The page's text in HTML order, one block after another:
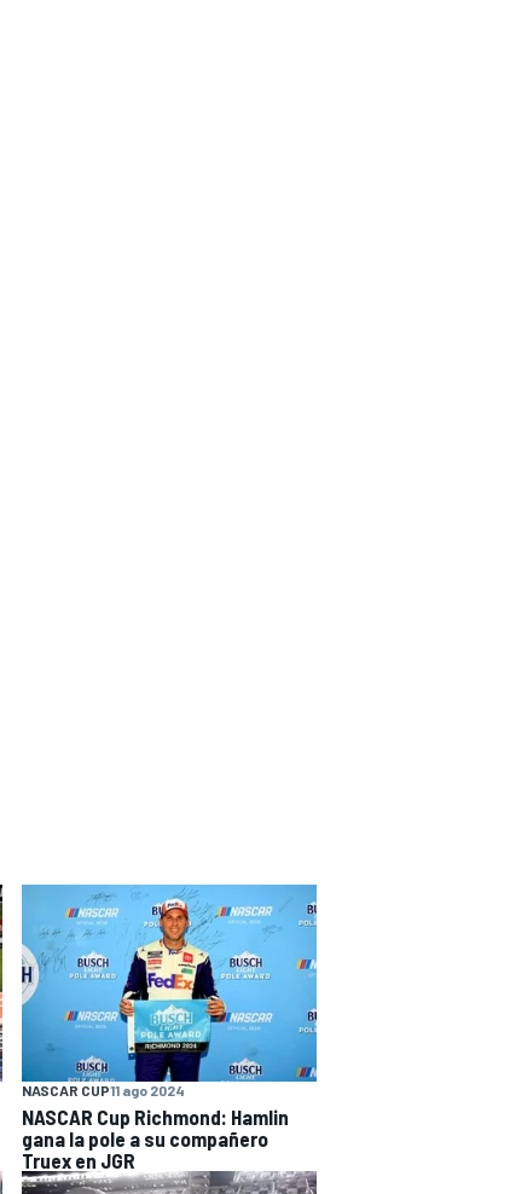
NASCAR CUP11 ago 2024
NASCAR Cup Richmond: Hamlin
gana la pole a su compañero
Truex en JGR